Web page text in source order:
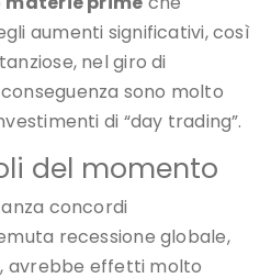
aumenti significativi, così
nel giro di
sono molto
di “day trading”.
del momento
concordi
recessione globale,
avrebbe effetti molto